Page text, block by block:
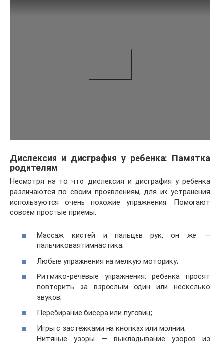
Дислексия и дисграфия у ребенка: Памятка
родителям
Несмотря на то что дислексия и дисграфия у ребенка
различаются по своим проявлениям, для их устранения
используются очень похожие упражнения. Помогают
совсем простые приемы:
Массаж кистей и пальцев рук, он же —
пальчиковая гимнастика;
Любые упражнения на мелкую моторику;
Ритмико-речевые упражнения: ребенка просят
повторить за взрослым один или несколько
звуков;
Перебирание бисера или пуговиц;
Игры с застежками на кнопках или молнии;
Нитяные узоры — выкладывание узоров из